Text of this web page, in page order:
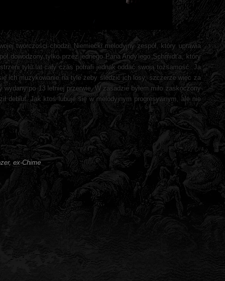
twórczości chodzi. Niemiecki melodyjny zespół, który uprawia
dowodzony tylko przez jednego Pana Andy'iego Schmidt'a, który
tylu lat cały czas potrafi jednak oddać swoją tożsamość. Ja
ich muzykowanie na tyle żeby śledzić ich losy, szczerze więc za
po 13 letniej przerwie. W zasadzie byłem miło zaskoczony
debiut. Jak ktoś lubuje się w melodyjnym progresywnym, ale nie
ex-Chime